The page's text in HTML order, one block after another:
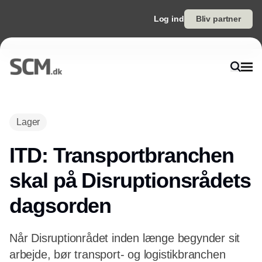
Log ind Bliv partner
Lager
ITD: Transportbranchen
skal på Disruptionsrådets
dagsorden
Når Disruptionrådet inden længe begynder sit
arbejde, bør transport- og logistikbranchen